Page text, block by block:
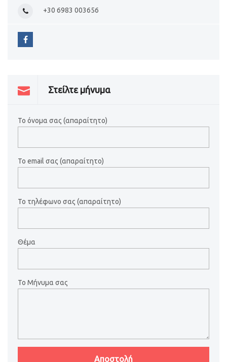
+30 6983 003656
Στείλτε μήνυμα
Το όνομα σας (απαραίτητο)
Το email σας (απαραίτητο)
Το τηλέφωνο σας (απαραίτητο)
Θέμα
Το Μήνυμα σας